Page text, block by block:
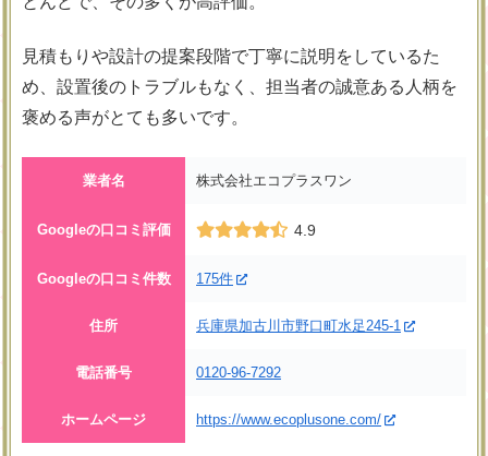
見積もりや設計の提案段階で丁寧に説明をしているた
め、設置後のトラブルもなく、担当者の誠意ある人柄を
褒める声がとても多いです。
業者名 株式会社エコプラスワン
Googleの口コミ評価 4.9
Googleの口コミ件数 175件
住所 兵庫県加古川市野口町水足245-1
電話番号 0120-96-7292
ホームページ https://www.ecoplusone.com/